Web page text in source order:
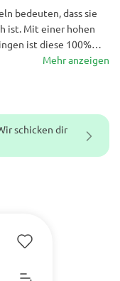
schicken dir
bedeuten, dass sie
ist. Mit einer hohen
ist diese 100%
liefert großartige
an THC sind.
Mehr anzeigen